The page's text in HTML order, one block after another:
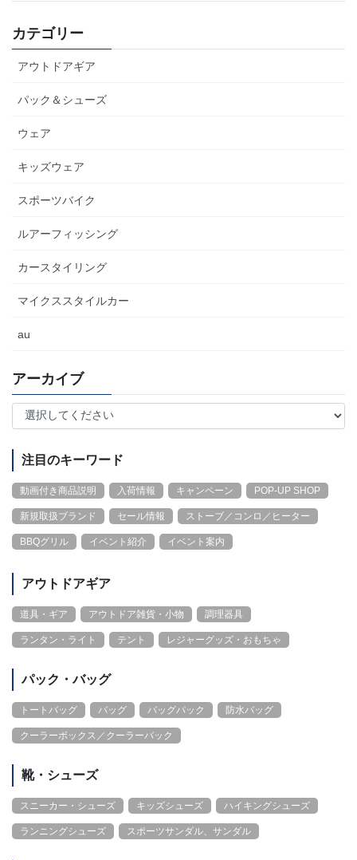
カテゴリー
アウトドアギア
パック＆シューズ
ウェア
キッズウェア
スポーツバイク
ルアーフィッシング
カースタイリング
マイクススタイルカー
au
アーカイブ
注目のキーワード
動画付き商品説明 入荷情報 キャンペーン POP-UP SHOP
新規取扱ブランド セール情報 ストーブ／コンロ／ヒーター
BBQグリル イベント紹介 イベント案内
アウトドアギア
道具・ギア アウトドア雑貨・小物 調理器具
ランタン・ライト テント レジャーグッズ・おもちゃ
パック・バッグ
トートバッグ バッグ バッグパック 防水バッグ
クーラーボックス／クーラーバック
靴・シューズ
スニーカー・シューズ キッズシューズ ハイキングシューズ
ランニングシューズ スポーツサンダル、サンダル